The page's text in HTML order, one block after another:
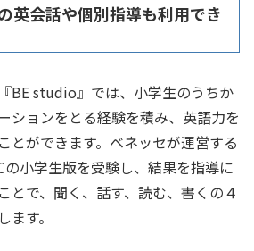
英会話や個別指導も利用でき
BE studio』では、小学生のうちか
ションをとる経験を積み、英語力を
とができます。ベネッセが運営する
の小学生版を受験し、結果を指導に
とで、聞く、話す、読む、書くの４
す。